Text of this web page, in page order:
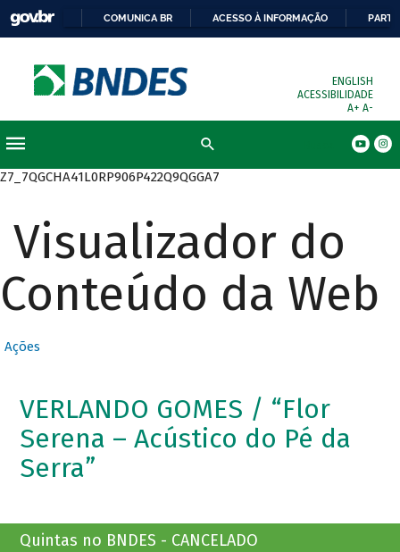
COMUNICA BR ACESSO À INFORMAÇÃO
ENGLISH
ACESSIBILIDADE
A+ A-
Z7_7QGCHA41L0RP906P422Q9QGGA7
Visualizador do
Conteúdo da Web
Ações
VERLANDO GOMES / “Flor
Serena – Acústico do Pé da
Serra”
Quintas no BNDES - CANCELADO